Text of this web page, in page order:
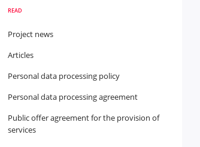
READ
Project news
Articles
Personal data processing policy
Personal data processing agreement
Public offer agreement for the provision of
services